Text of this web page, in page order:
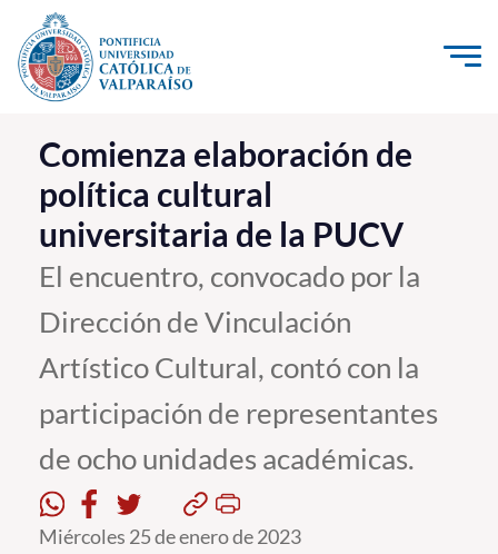
Click acá para ir directamente al contenido
La Universidad
Investigación, Creación e Innovación
PUCV Internacional
Vinculación con el Medio
Admisión
Formación Continua
Comienza elaboración de
política cultural
universitaria de la PUCV
El encuentro, convocado por la
Dirección de Vinculación
Artístico Cultural, contó con la
participación de representantes
de ocho unidades académicas.
Miércoles 25 de enero de 2023